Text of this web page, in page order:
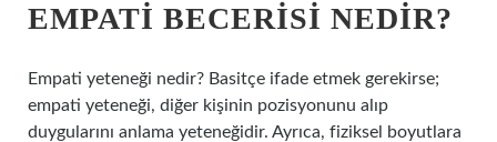
EMPATI BECERISI NEDIR?
Empati yeteneği nedir? Basitçe ifade etmek gerekirse;
empati yeteneği, diğer kişinin pozisyonunu alıp
duygularını anlama yeteneğidir. Ayrıca, fiziksel boyutlara